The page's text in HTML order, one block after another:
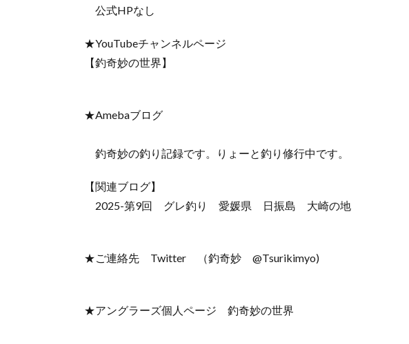
公式HPなし
★YouTubeチャンネルページ
【釣奇妙の世界】
★Amebaブログ
釣奇妙の釣り記録です。りょーと釣り修行中です。
【関連ブログ】
2025-第9回 グレ釣り 愛媛県 日振島 大崎の地
★ご連絡先 Twitter （釣奇妙 @Tsurikimyo)
★アングラーズ個人ページ 釣奇妙の世界